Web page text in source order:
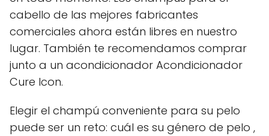
cabello de las mejores fabricantes
comerciales ahora están libres en nuestro
lugar. También te recomendamos comprar
junto a un acondicionador Acondicionador
Cure Icon.
Elegir el champú conveniente para su pelo
puede ser un reto: cuál es su género de pelo ,